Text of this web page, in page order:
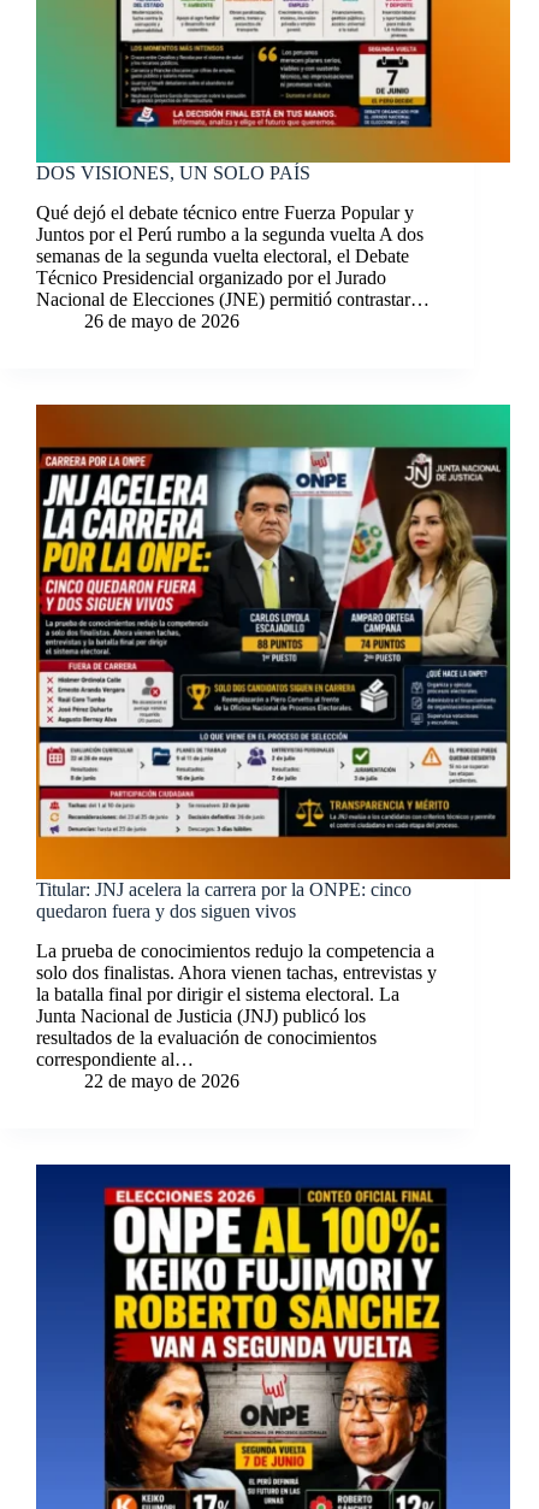
DOS VISIONES, UN SOLO PAÍS
Qué dejó el debate técnico entre Fuerza Popular y
Juntos por el Perú rumbo a la segunda vuelta A dos
semanas de la segunda vuelta electoral, el Debate
Técnico Presidencial organizado por el Jurado
Nacional de Elecciones (JNE) permitió contrastar…
26 de mayo de 2026
Titular: JNJ acelera la carrera por la ONPE: cinco
quedaron fuera y dos siguen vivos
La prueba de conocimientos redujo la competencia a
solo dos finalistas. Ahora vienen tachas, entrevistas y
la batalla final por dirigir el sistema electoral. La
Junta Nacional de Justicia (JNJ) publicó los
resultados de la evaluación de conocimientos
correspondiente al…
22 de mayo de 2026